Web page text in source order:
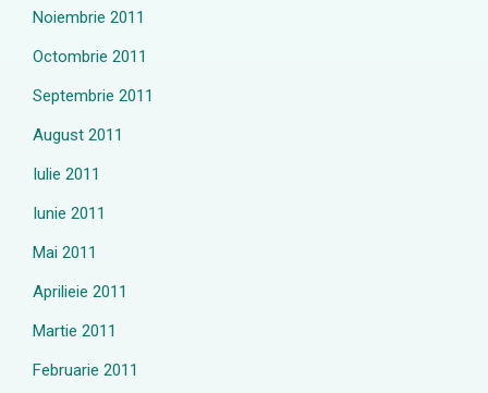
Noiembrie 2011
Octombrie 2011
Septembrie 2011
August 2011
Iulie 2011
Iunie 2011
Mai 2011
Aprilieie 2011
Martie 2011
Februarie 2011